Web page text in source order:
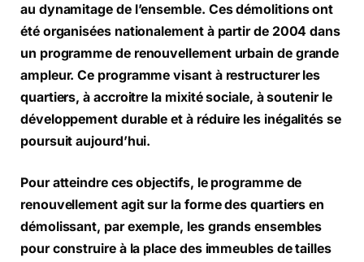
au dynamitage de l’ensemble. Ces démolitions ont
été organisées nationalement à partir de 2004 dans
un programme de renouvellement urbain de grande
ampleur. Ce programme visant à restructurer les
quartiers, à accroitre la mixité sociale, à soutenir le
développement durable et à réduire les inégalités se
poursuit aujourd’hui.
Pour atteindre ces objectifs, le programme de
renouvellement agit sur la forme des quartiers en
démolissant, par exemple, les grands ensembles
pour construire à la place des immeubles de tailles